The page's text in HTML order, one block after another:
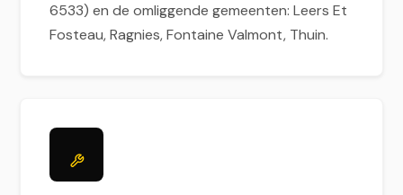
6533) en de omliggende gemeenten: Leers Et
Fosteau, Ragnies, Fontaine Valmont, Thuin.